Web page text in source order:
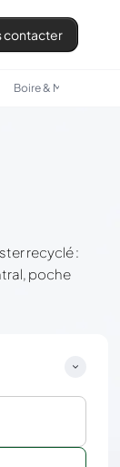
contacter
Boire & Manger
recyclé :
poche